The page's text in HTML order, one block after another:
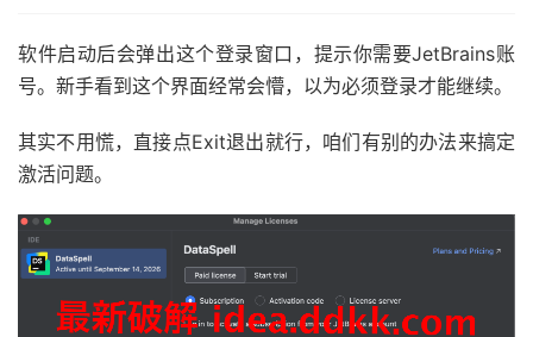
软件启动后会弹出这个登录窗口，提示你需要JetBrains账
号。新手看到这个界面经常会懵，以为必须登录才能继续。
其实不用慌，直接点Exit退出就行，咱们有别的办法来搞定
激活问题。